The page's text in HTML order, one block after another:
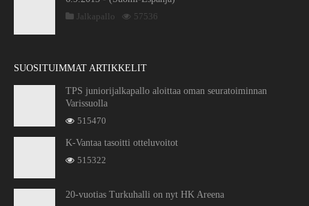
Jalkapallo
57536
SUOSITUIMMAT ARTIKKELIT
TPS juniorijalkapallo aloittaa oman seuratoiminnan
Varissuolla
515470
K-Vantaa tasoitti otteluvoitot
515322
20-vuotias Turkuhalli on nyt HK Areena